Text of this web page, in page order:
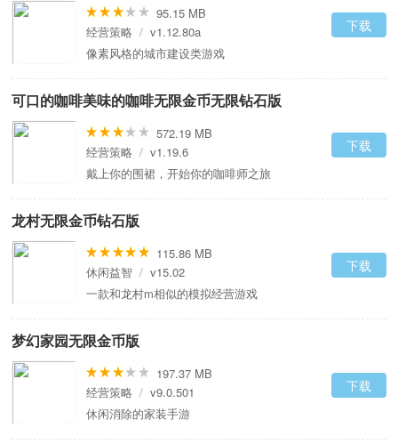
95.15 MB
经营策略 / v1.12.80a
像素风格的城市建设类游戏
下载
可口的咖啡美味的咖啡无限金币无限钻石版
572.19 MB
经营策略 / v1.19.6
戴上你的围裙，开始你的咖啡师之旅
下载
龙村无限金币钻石版
115.86 MB
休闲益智 / v15.02
一款和龙村m相似的模拟经营游戏
下载
梦幻家园无限金币版
197.37 MB
经营策略 / v9.0.501
休闲消除的家装手游
下载